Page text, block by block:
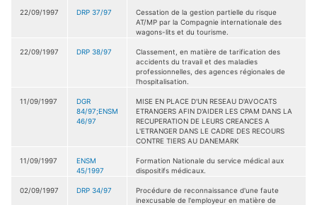
22/09/1997 DRP 37/97
Cessation de la gestion partielle du risque
AT/MP par la Compagnie internationale des
wagons-lits et du tourisme.
22/09/1997 DRP 38/97
Classement, en matière de tarification des
accidents du travail et des maladies
professionnelles, des agences régionales de
l'hospitalisation.
11/09/1997
DGR
84/97;ENSM
46/97
MISE EN PLACE D'UN RESEAU D'AVOCATS
ETRANGERS AFIN D'AIDER LES CPAM DANS LA
RECUPERATION DE LEURS CREANCES A
L'ETRANGER DANS LE CADRE DES RECOURS
CONTRE TIERS AU DANEMARK
11/09/1997
ENSM
45/1997
Formation Nationale du service médical aux
dispositifs médicaux.
02/09/1997 DRP 34/97
Procédure de reconnaissance d'une faute
inexcusable de l'employeur en matière de